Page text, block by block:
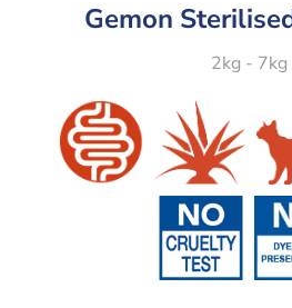
Gemon
2kg - 7kg